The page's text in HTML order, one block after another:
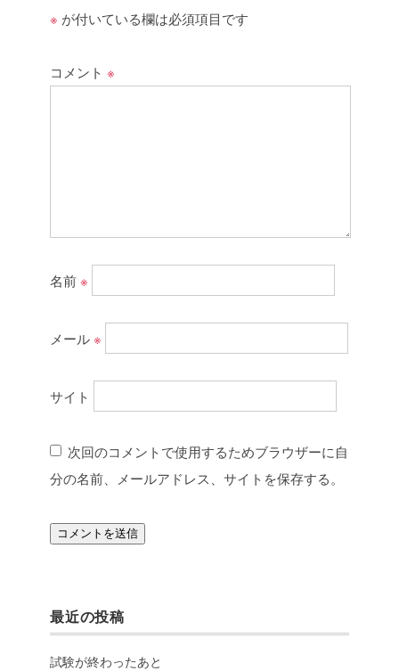
※ が付いている欄は必須項目です
コメント ※
名前※
メール※
サイト
次回のコメントで使用するためブラウザーに自
分の名前、メールアドレス、サイトを保存する。
最近の投稿
試験が終わったあと